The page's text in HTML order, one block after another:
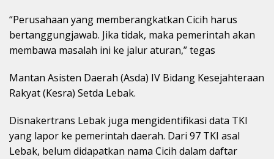
“Perusahaan yang memberangkatkan Cicih harus
bertanggungjawab. Jika tidak, maka pemerintah akan
membawa masalah ini ke jalur aturan,” tegas
Mantan Asisten Daerah (Asda) IV Bidang Kesejahteraan
Rakyat (Kesra) Setda Lebak.
Disnakertrans Lebak juga mengidentifikasi data TKI
yang lapor ke pemerintah daerah. Dari 97 TKI asal
Lebak, belum didapatkan nama Cicih dalam daftar